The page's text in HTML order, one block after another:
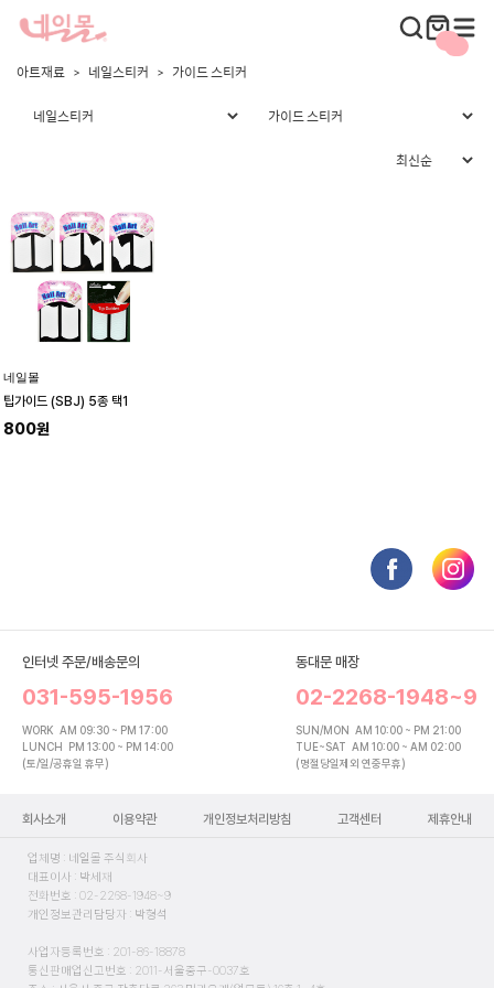
아트재료 네일스티커 가이드 스티커
네일몰
팁가이드 (SBJ) 5종 택1
800원
인터넷 주문/배송문의
031-595-1956
WORK AM 09:30 ~ PM 17:00
LUNCH PM 13:00 ~ PM 14:00
(토/일/공휴일 휴무)
동대문 매장
02-2268-1948~9
SUN/MON AM 10:00 ~ PM 21:00
TUE~SAT AM 10:00 ~ AM 02:00
(명절당일제외 연중무휴)
회사소개 이용약관 개인정보처리방침 고객센터 제휴안내
업체명 : 네일몰 주식회사
대표이사 : 박세재
전화번호 : 02-2268-1948~9
개인정보관리담당자 : 박형석
사업자등록번호 : 201-86-18878
통신판매업신고번호 : 2011-서울중구-0037호